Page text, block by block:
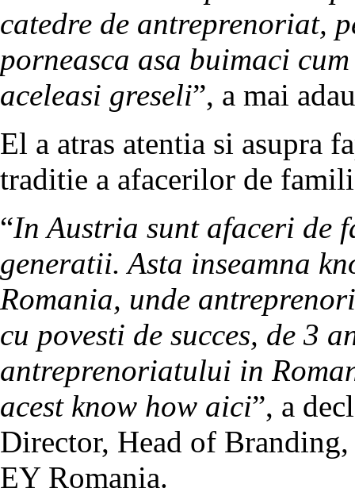
catedre de antreprenoriat,
porneasca asa buimaci
aceleasi greseli”, a mai
El a atras atentia si asupra
traditie a afacerilor de
“In Austria sunt afaceri de
generatii. Asta inseamna
Romania, unde
cu povesti de succes, de 3
antreprenoriatului in
acest know how aici”, a
Director, Head of
EY Romania.